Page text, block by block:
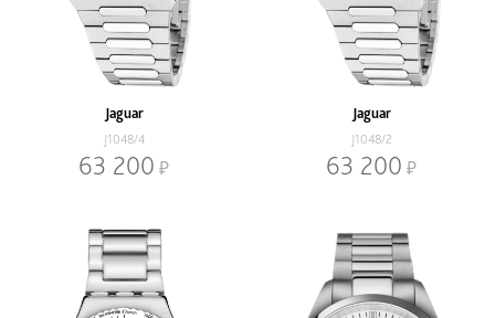
Jaguar
J1048/4
63 200
Jaguar
J1048/2
63 200